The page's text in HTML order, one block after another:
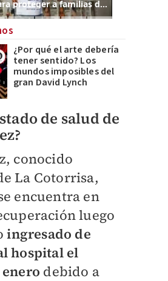
¿Por qué el arte debería
tener sentido? Los
mundos imposibles del
gran David Lynch
de salud de
conocido
La Cotorrisa,
encuentra en
luego
ingresado de
hospital el
enero debido a